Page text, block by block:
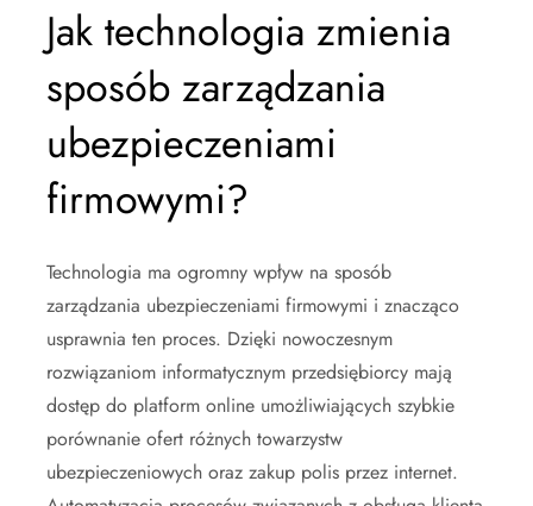
Jak technologia zmienia
sposób zarządzania
ubezpieczeniami
firmowymi?
Technologia ma ogromny wpływ na sposób
zarządzania ubezpieczeniami firmowymi i znacząco
usprawnia ten proces. Dzięki nowoczesnym
rozwiązaniom informatycznym przedsiębiorcy mają
dostęp do platform online umożliwiających szybkie
porównanie ofert różnych towarzystw
ubezpieczeniowych oraz zakup polis przez internet.